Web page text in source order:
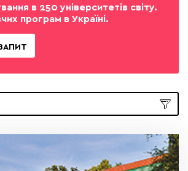
в 250 університетів світу.
програм в Україні.